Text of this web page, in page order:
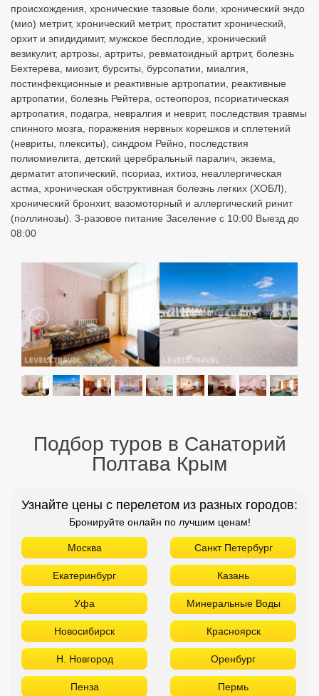
происхождения, хронические тазовые боли, хронический эндо
(мио) метрит, хронический метрит, простатит хронический,
орхит и эпидидимит, мужское бесплодие, хронический
везикулит, артрозы, артриты, ревматоидный артрит, болезнь
Бехтерева, миозит, бурситы, бурсопатии, миалгия,
постинфекционные и реактивные артропатии, реaктивные
aртропaтии, болезнь Рейтера, остеопороз, псориатическая
артропатия, подагра, невралгия и неврит, последствия травмы
спинного мозга, поражения нервных корешков и сплетений
(невриты, плекситы), синдром Рейно, последствия
полиомиелитa, детский церебральный паралич, экзема,
дерматит атопический, псориаз, ихтиоз, неаллергическая
астма, хроническая обструктивная болезнь легких (ХОБЛ),
хронический бронхит, вазомоторный и аллергический ринит
(поллинозы). 3-разовое питание Заселение с 10:00 Выезд до
08:00
Подбор туров в Санаторий
Полтава Крым
Узнайте цены с перелетом из разных городов:
Бронируйте онлайн по лучшим ценам!
Москва Санкт Петербург
Екатеринбург Казань
Уфа Минеральные Воды
Новосибирск Красноярск
Н. Новгород Оренбург
Пенза Пермь